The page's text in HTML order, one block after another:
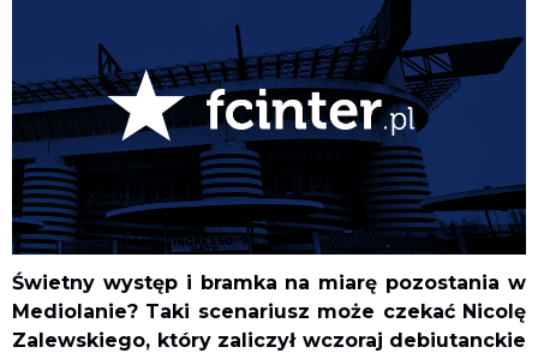
Świetny występ i bramka na miarę pozostania w
Mediolanie? Taki scenariusz może czekać Nicolę
Zalewskiego, który zaliczył wczoraj debiutanckie